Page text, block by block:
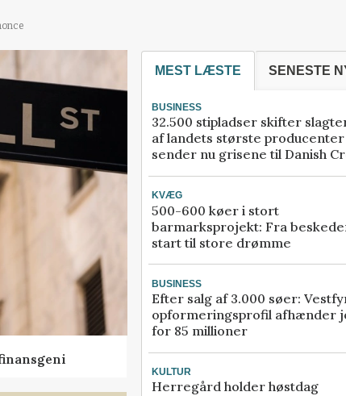
MEST LÆSTE SENESTE
BUSINESS
32.500 stipladser skifter
af landets største producenter
sender nu grisene til Danish
KVÆG
500-600 køer i stort
barmarksprojekt: Fra
start til store drømme
BUSINESS
Efter salg af 3.000 søer:
opformeringsprofil afhænder
for 85 millioner
KULTUR
Herregård holder høstdag